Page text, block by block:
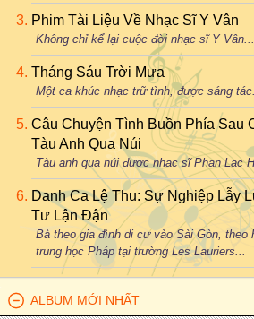
Phim Tài Liệu Về Nhạc Sĩ Y Vân
Không chỉ kể lại cuộc đời nhạc sĩ Y Vân...
Tháng Sáu Trời Mưa
Một ca khúc nhạc trữ tình, được sáng
Câu Chuyện Tình Buồn Phía Sau
Tàu Anh Qua Núi
Tàu anh qua núi được nhạc sĩ Phan Lạc
Danh Ca Lệ Thu: Sự Nghiệp Lẫy
Tư Lận Đận
Bà theo gia đình di cư vào Sài Gòn, theo
trung học Pháp tại trường Les Lauriers...
ALBUM MỚI NHẤT